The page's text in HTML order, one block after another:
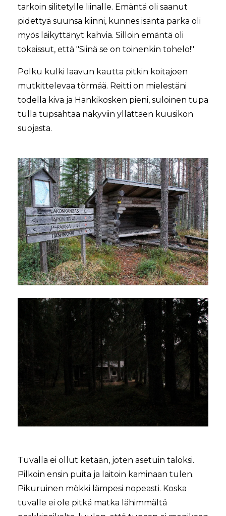
tarkoin silitetylle liinalle. Emäntä oli saanut
pidettyä suunsa kiinni, kunnes isäntä parka oli
myös läikyttänyt kahvia. Silloin emäntä oli
tokaissut, että "Siinä se on toinenkin tohelo!"
Polku kulki laavun kautta pitkin koitajoen
mutkittelevaa törmää. Reitti on mielestäni
todella kiva ja Hankikosken pieni, suloinen tupa
tulla tupsahtaa näkyviin yllättäen kuusikon
suojasta.
Tuvalla ei ollut ketään, joten asetuin taloksi.
Pilkoin ensin puita ja laitoin kaminaan tulen.
Pikuruinen mökki lämpesi nopeasti. Koska
tuvalle ei ole pitkä matka lähimmältä